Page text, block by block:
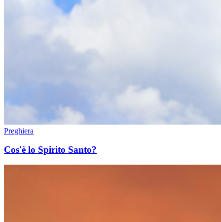
Preghiera
Cos'è lo Spirito Santo?